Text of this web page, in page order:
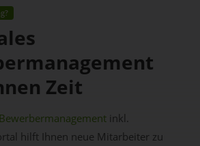
Zeit
Bewerbermanagementinkl.
hilft Ihnen neue Mitarbeiter zu